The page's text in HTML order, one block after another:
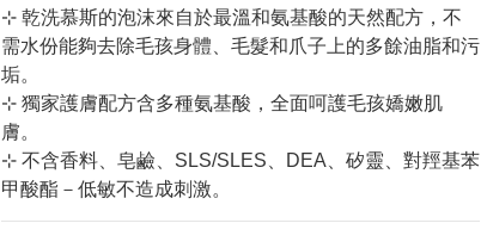
⊹ 乾洗慕斯的泡沫來自於最溫和氨基酸的天然配方，不
需水份能夠去除毛孩身體、毛髮和爪子上的多餘油脂和污
垢。
⊹ 獨家護膚配方含多種氨基酸，全面呵護毛孩嬌嫩肌
膚。
⊹ 不含香料、皂鹼、SLS/SLES、DEA、矽靈、對羥基苯
甲酸酯－低敏不造成刺激。